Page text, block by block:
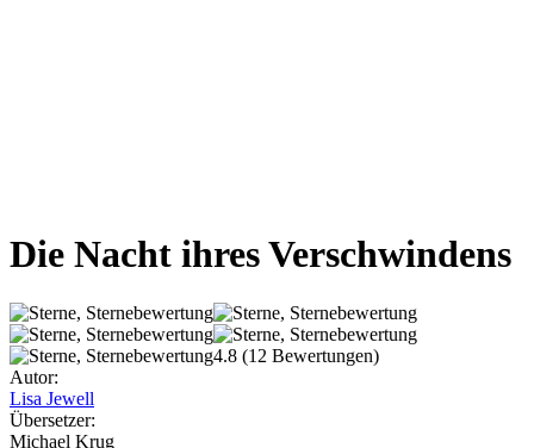
Die Nacht ihres Verschwindens
4.8 (12 Bewertungen)
Autor:
Lisa Jewell
Übersetzer:
Michael Krug